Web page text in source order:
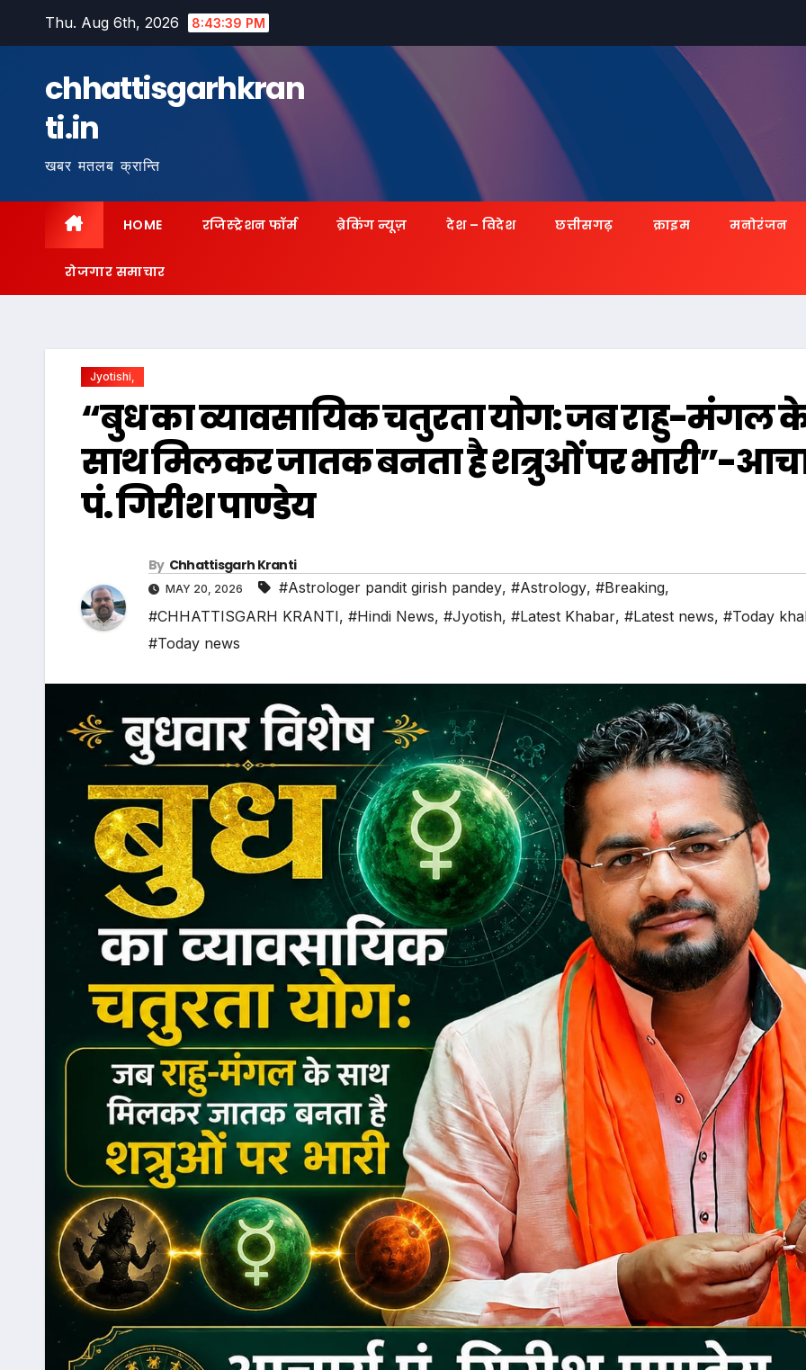
Thu. Aug 6th, 2026 8:43:40 PM
chhattisgarhkran
ti.in
खबर मतलब क्रान्ति
HOME रजिस्ट्रेशन फॉर्म ब्रेकिंग न्यूज़ देश – विदेश छत्तीसगढ़ क्राइम मनोरंजन
रोजगार समाचार
Jyotishi,
“बुध का व्यावसायिक चतुरता योग: जब राहु-मंगल
साथ मिलकर जातक बनता है शत्रुओं पर भारी”-
पं. गिरीश पाण्डेय
By Chhattisgarh Kranti
MAY 20, 2026 #Astrologer pandit girish pandey, #Astrology, #Breaking,
#CHHATTISGARH KRANTI, #Hindi News, #Jyotish, #Latest Khabar, #Latest news, #Today
#Today news